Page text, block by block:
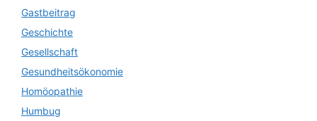
Gastbeitrag
Geschichte
Gesellschaft
Gesundheitsökonomie
Homöopathie
Humbug